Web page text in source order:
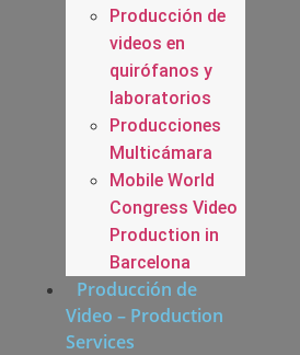
Producción de
videos en
quirófanos y
laboratorios
Producciones
Multicámara
Mobile World
Congress Video
Production in
Barcelona
Producción de
Video – Production
Services